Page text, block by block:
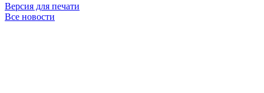
Версия для печати
Все новости